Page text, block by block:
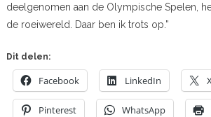
deelgenomen aan de Olympische Spelen,
de roeiwereld. Daar ben ik trots op.”
Dit delen:
Facebook LinkedIn
Pinterest WhatsApp